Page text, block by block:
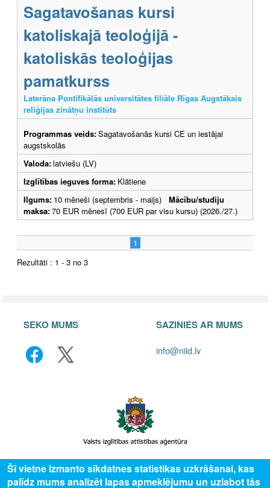
Sagatavošanas kursi
katoliskajā teoloģijā -
katoliskās teoloģijas
pamatkurss
Laterāna Pontifikālās universitātes filiāle Rīgas Augstākais
reliģijas zinātņu institūts
Programmas veids:Sagatavošanās kursi CE un iestājai
augstskolās
Valoda:latviešu (LV)
Izglītības ieguves forma: Klātiene
Ilgums: 10 mēneši (septembris - maijs) Mācību/studiju
maksa:70 EUR mēnesī (700 EUR par visu kursu) (2026./27.)
1
Rezultāti : 1 - 3 no 3
SEKO MUMS SAZINIES AR MUMS
info@niid.lv
© 2025 Valsts izglītības attīstības aģentūra, publicētā satura visas tiesības
aizsargātas.
Šī vietne izmanto sīkdatnes statistikas uzkrāšanai, kas
palīdz mums analizēt lapas apmeklējumu un uzlabot tās